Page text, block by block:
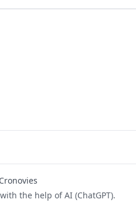
the help of AI (ChatGPT).